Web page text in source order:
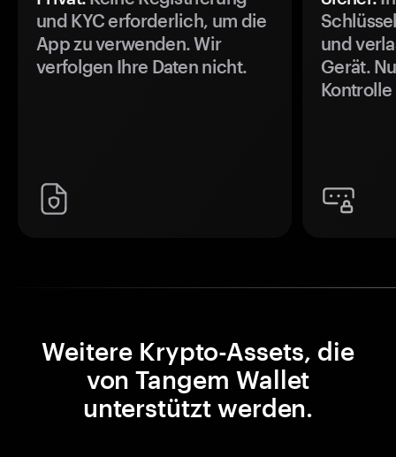
und KYC erforderlich, um die
App zu verwenden. Wir
verfolgen Ihre Daten nicht.
und
Gerät.
Weitere Krypto-Assets, die
von Tangem Wallet
unterstützt werden.